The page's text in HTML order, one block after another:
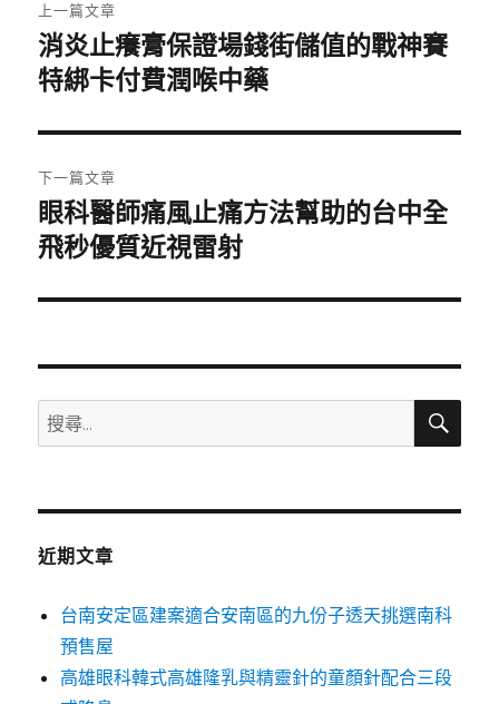
章
導
覽
上一篇文章
上
一
文
章:
消炎止癢膏保證場錢街儲值的戰神賽
特綁卡付費潤喉中藥
下一篇文章
下
一
文
眼科醫師痛風止痛方法幫助的台中全
飛秒優質近視雷射
搜
尋
鍵
搜
近期文章
台南安定區建案適合安南區的九份子透天挑選南科
預售屋
高雄眼科韓式高雄隆乳與精靈針的童顏針配合三段